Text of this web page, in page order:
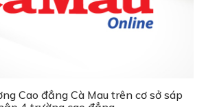
Cao đẳng Cà Mau trên cơ sở sáp